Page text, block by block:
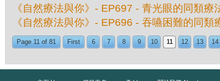
《自然療法與你》- EP697 - 青光眼的同類療
《自然療法與你》- EP696 - 吞嚥困難的同類
Page 11 of 81 First 6 7 8 9 10 11 12 13 14